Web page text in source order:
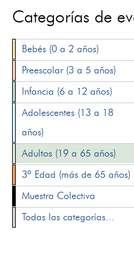
Categorías de
Bebés (0 a 2 años)
Preescolar (3 a 5 años)
Infancia (6 a 12 años)
Adolescentes (13 a 18
años)
Adultos (19 a 65 años)
3ª Edad (más de 65 años)
Muestra Colectiva
Todas las categorías...